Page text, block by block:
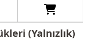
(Yalnızlık)